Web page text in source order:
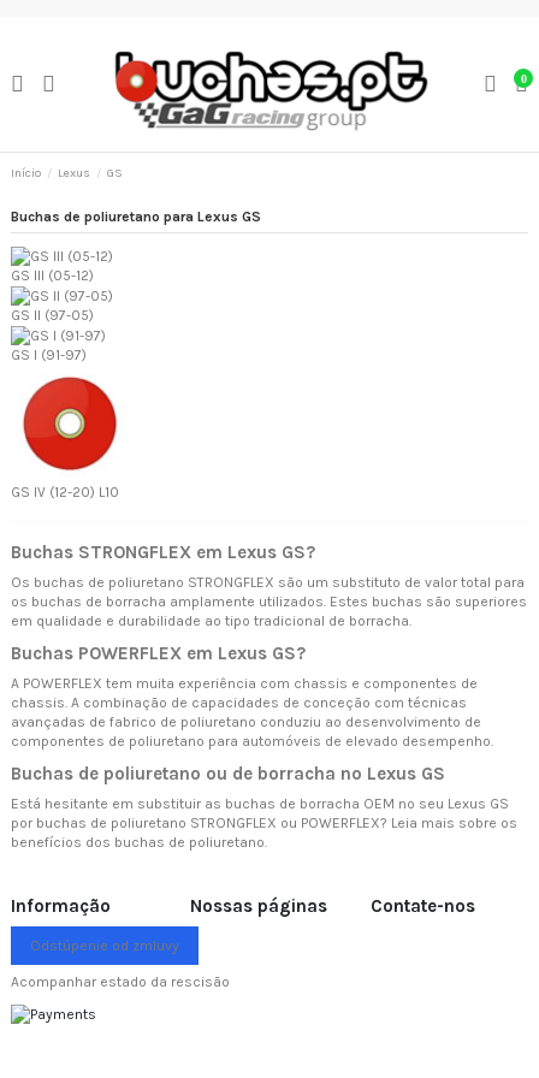
0
Início Lexus GS
Buchas de poliuretano para Lexus GS
GS III (05-12)
GS II (97-05)
GS I (91-97)
GS IV (12-20) L10
Buchas STRONGFLEX em Lexus GS?
Os buchas de poliuretano STRONGFLEX são um substituto de valor total para
os buchas de borracha amplamente utilizados. Estes buchas são superiores
em qualidade e durabilidade ao tipo tradicional de borracha.
Buchas POWERFLEX em Lexus GS?
A POWERFLEX tem muita experiência com chassis e componentes de
chassis. A combinação de capacidades de conceção com técnicas
avançadas de fabrico de poliuretano conduziu ao desenvolvimento de
componentes de poliuretano para automóveis de elevado desempenho.
Buchas de poliuretano ou de borracha no Lexus GS
Está hesitante em substituir as buchas de borracha OEM no seu Lexus GS
por buchas de poliuretano STRONGFLEX ou POWERFLEX? Leia mais sobre os
benefícios dos buchas de poliuretano.
Informação Nossas páginas Contate-nos
Odstúpenie od zmluvy
Acompanhar estado da rescisão